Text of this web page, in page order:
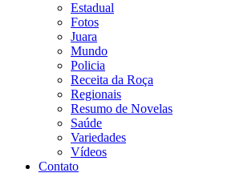
Estadual
Fotos
Juara
Mundo
Policia
Receita da Roça
Regionais
Resumo de Novelas
Saúde
Variedades
Vídeos
Contato